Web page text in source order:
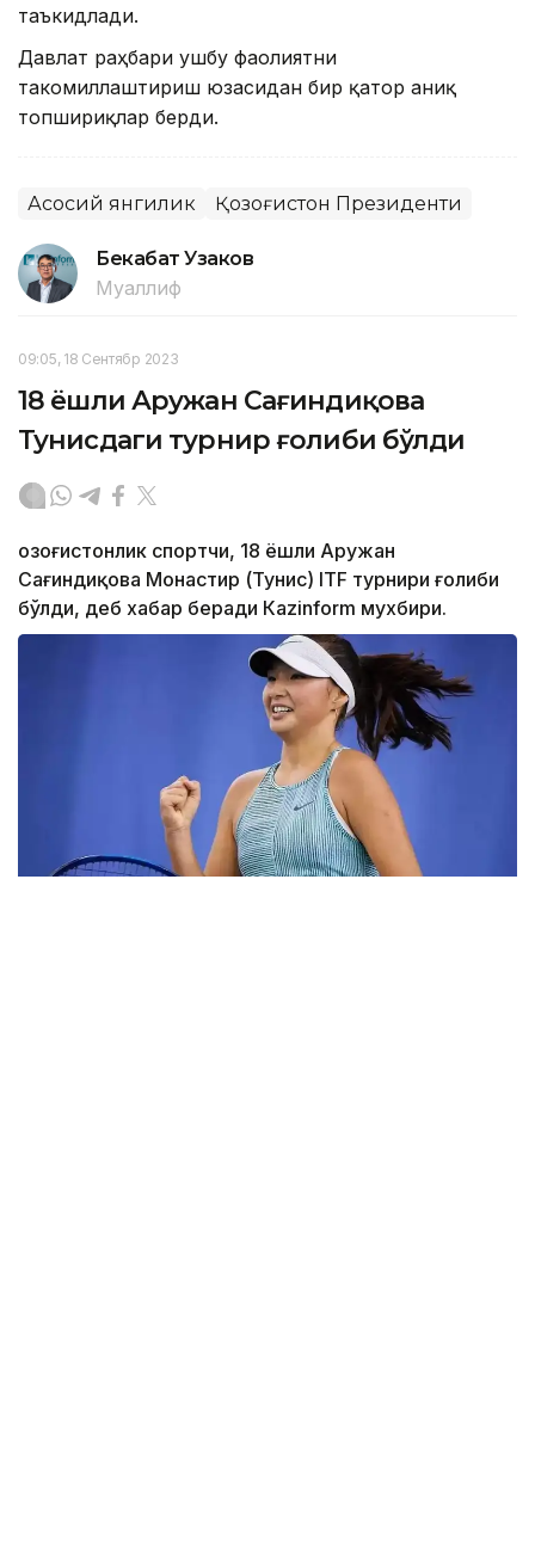
таъкидлади.
Давлат раҳбари ушбу фаолиятни
такомиллаштириш юзасидан бир қатор аниқ
топшириқлар берди.
Асосий янгилик Қозоғистон Президенти
Бекабат Узаков
Муаллиф
09:05, 18 Сентябр 2023
18 ёшли Аружан Сағиндиқова
Тунисдаги турнир ғолиби бўлди
Қозоғистонлик спортчи, 18 ёшли Аружан
Сағиндиқова Монастир (Тунис) ITF турнири ғолиби
бўлди, деб хабар беради Каzinform мухбири.